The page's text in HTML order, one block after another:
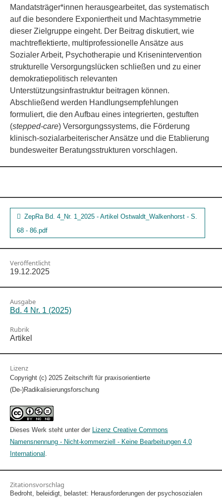
Mandatsträger*innen herausgearbeitet, das systematisch
auf die besondere Exponiertheit und Machtasymmetrie
dieser Zielgruppe eingeht. Der Beitrag diskutiert, wie
machtreflektierte, multiprofessionelle Ansätze aus
Sozialer Arbeit, Psychotherapie und Krisenintervention
strukturelle Versorgungslücken schließen und zu einer
demokratiepolitisch relevanten
Unterstützungsinfrastruktur beitragen können.
Abschließend werden Handlungsempfehlungen
formuliert, die den Aufbau eines integrierten, gestuften
(stepped-care) Versorgungssystems, die Förderung
klinisch-sozialarbeiterischer Ansätze und die Etablierung
bundesweiter Beratungsstrukturen vorschlagen.
ZepRa Bd. 4_Nr. 1_2025 - Artikel Ostwaldt_Walkenhorst - S.
68 - 86.pdf
Veröffentlicht
19.12.2025
Ausgabe
Bd. 4 Nr. 1 (2025)
Rubrik
Artikel
Lizenz
Copyright (c) 2025 Zeitschrift für praxisorientierte
(De-)Radikalisierungsforschung
Dieses Werk steht unter der Lizenz Creative Commons
Namensnennung - Nicht-kommerziell - Keine Bearbeitungen 4.0
International .
Zitationsvorschlag
Bedroht, beleidigt, belastet: Herausforderungen der psychosozialen